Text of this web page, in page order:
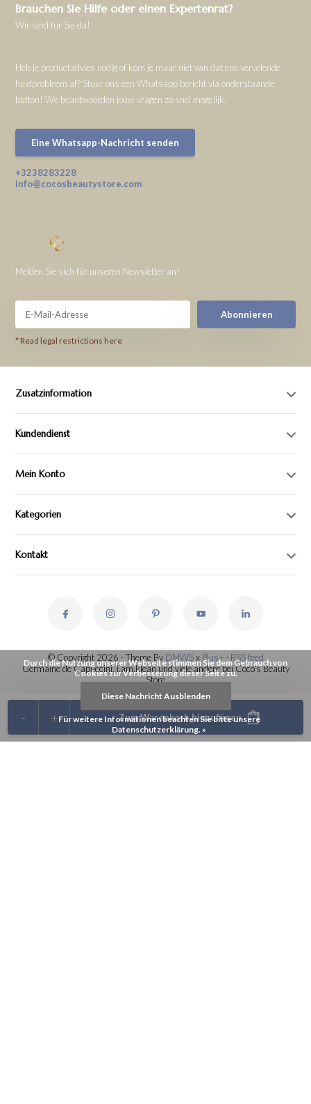
+
- Zum Warenkorb hinzufügen
Brauchen Sie Hilfe oder einen Expertenrat?
Wir sind für Sie da!
Heb je productadvies nodig of kom je maar niet van dat ene vervelende
huidprobleem af? Stuur ons een Whatsapp bericht via onderstaande
button! We beantwoorden jouw vragen zo snel mogelijk.
Eine Whatsapp-Nachricht senden
+3238283228
info@cocosbeautystore.com
Melden Sie sich für unseren Newsletter an!
Abonnieren
* Read legal restrictions here
Zusatzinformation
Kundendienst
Mein Konto
Kategorien
Kontakt
© Copyright 2026 - Theme By DMWSx Plus+- RSS feed
Germaine de Capuccini, i.am.klean und viele andere bei Coco's Beauty
Store
Durch die Nutzung unserer Webseite stimmen Sie dem Gebrauch von
Cookies zur Verbesserung dieser Seite zu.
Diese Nachricht Ausblenden
Für weitere Informationen beachten Sie bitte unsere
Datenschutzerklärung. »